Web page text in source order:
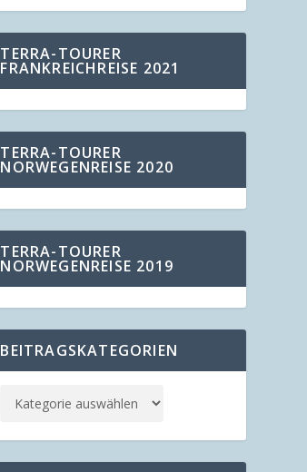
TERRA-TOURER
FRANKREICHREISE 2021
TERRA-TOURER
NORWEGENREISE 2020
TERRA-TOURER
NORWEGENREISE 2019
BEITRAGSKATEGORIEN